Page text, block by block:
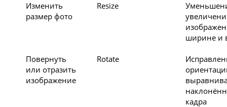
Изменить
размер фото
Resize
ширине и
Повернуть
или отразить
изображение
Rotate
кадра